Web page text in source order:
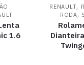
1.6
RENAULT,
RODA,